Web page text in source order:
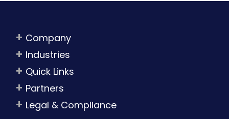
Company
Industries
Quick Links
Partners
Legal & Compliance